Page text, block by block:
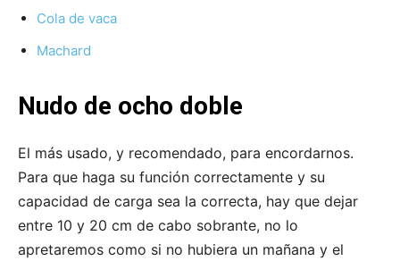
Cola de vaca
Machard
Nudo de ocho doble
El más usado, y recomendado, para encordarnos.
Para que haga su función correctamente y su
capacidad de carga sea la correcta, hay que dejar
entre 10 y 20 cm de cabo sobrante, no lo
apretaremos como si no hubiera un mañana y el